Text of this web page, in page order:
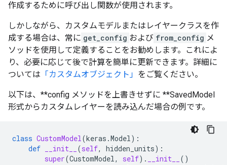
作成するために呼び出し関数が使用されます。
しかしながら、カスタムモデルまたはレイヤークラスを作
成する場合は、常に get_config および from_config メ
ソッドを使用して定義することをお勧めします。これによ
り、必要に応じて後で計算を簡単に更新できます。詳細に
ついては 「カスタムオブジェクト」 をご覧ください。
以下は、**config メソッドを上書きせずに **SavedModel
形式からカスタムレイヤーを読み込んだ場合の例です。
class CustomModel(keras .Model):
def
__init__ (self, hidden_units):
super(CustomModel, self) . __init__
()